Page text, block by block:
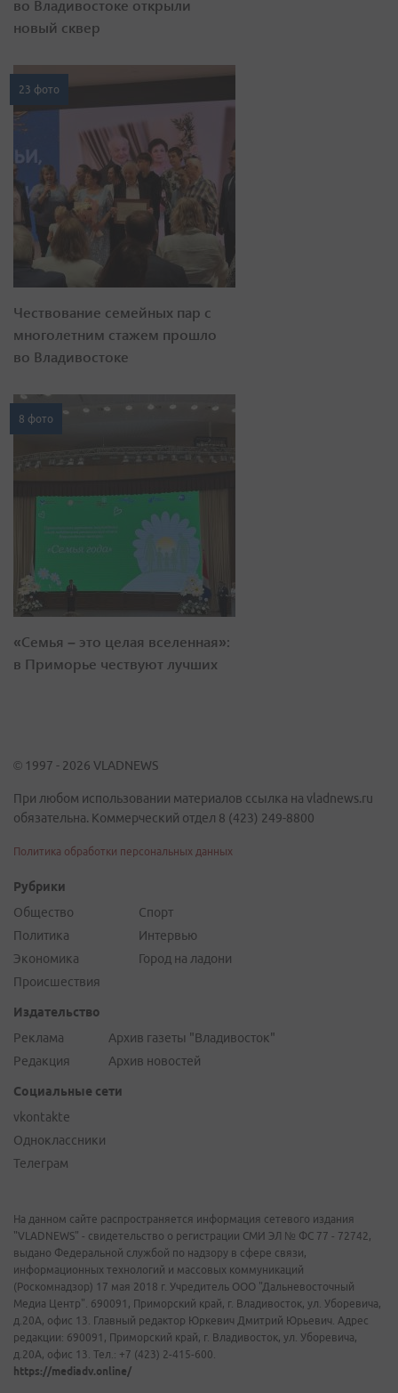
во Владивостоке открыли
новый сквер
23 фото
Чествование семейных пар с
многолетним стажем прошло
во Владивостоке
8 фото
«Семья – это целая вселенная»:
в Приморье чествуют лучших
© 1997 - 2026 VLADNEWS
При любом использовании материалов ссылка на vladnews.ru
обязательна. Коммерческий отдел 8 (423) 249-8800
Политика обработки персональных данных
Рубрики
Общество
Политика
Экономика
Происшествия
Спорт
Интервью
Город на ладони
Издательство
Реклама
Редакция
Архив газеты "Владивосток"
Архив новостей
Социальные сети
vkontakte
Одноклассники
Телеграм
На данном сайте распространяется информация сетевого издания
"VLADNEWS" - свидетельство о регистрации СМИ ЭЛ № ФС 77 - 72742,
выдано Федеральной службой по надзору в сфере связи,
информационных технологий и массовых коммуникаций
(Роскомнадзор) 17 мая 2018 г. Учредитель ООО "Дальневосточный
Медиа Центр". 690091, Приморский край, г. Владивосток, ул. Уборевича,
д.20А, офис 13. Главный редактор Юркевич Дмитрий Юрьевич. Адрес
редакции: 690091, Приморский край, г. Владивосток, ул. Уборевича,
д.20А, офис 13. Тел.: +7 (423) 2-415-600.
https://mediadv.online/